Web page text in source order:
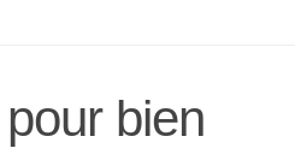
bien